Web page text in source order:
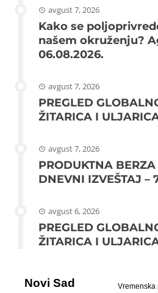
avgust 7, 2026
Kako se
našem okruženju?
06.08.2026.
avgust 7, 2026
PREGLED
ŽITARICA I
avgust 7, 2026
PRODUKTNA
DNEVNI IZVEŠTAJ –
avgust 6, 2026
PREGLED
ŽITARICA I